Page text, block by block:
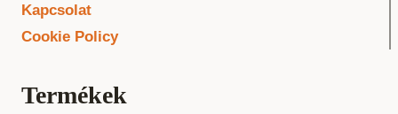
Kapcsolat
Cookie Policy
Termékek